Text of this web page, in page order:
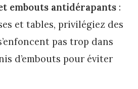
embouts antidérapants :
et tables, privilégiez des
pas trop dans
d’embouts pour éviter